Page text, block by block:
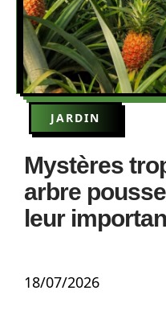
JARDIN
Mystères
arbre
leur
18/07/2026